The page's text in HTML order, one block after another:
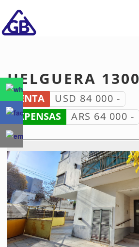
HELGUERA 1300
VENTA
USD 84 000 -
EXPENSAS
ARS 64 000 -